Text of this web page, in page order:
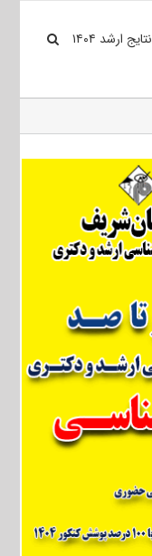
نتایج ارشد ۱۴۰۴